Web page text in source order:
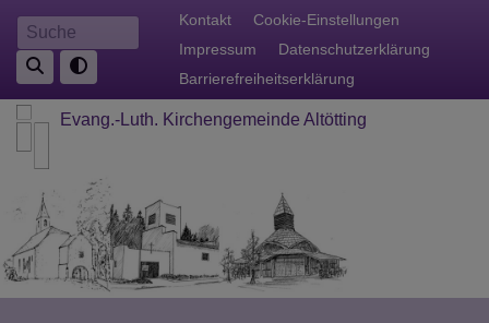
Direkt
zum
Inhalt
Suche Fußbereichsmenü
Kontakt
Cookie-Einstellungen
Impressum
Datenschutzerklärung
Barrierefreiheitserklärung
Evang.-Luth. Kirchengemeinde Altötting